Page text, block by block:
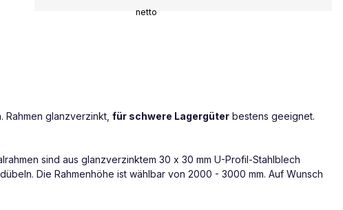
netto
glanzverzinkt, für schwere Lagergüter bestens geeignet.
sind aus glanzverzinktem 30 x 30 mm U-Profil-Stahlblech
Die Rahmenhöhe ist wählbar von 2000 - 3000 mm. Auf Wunsch